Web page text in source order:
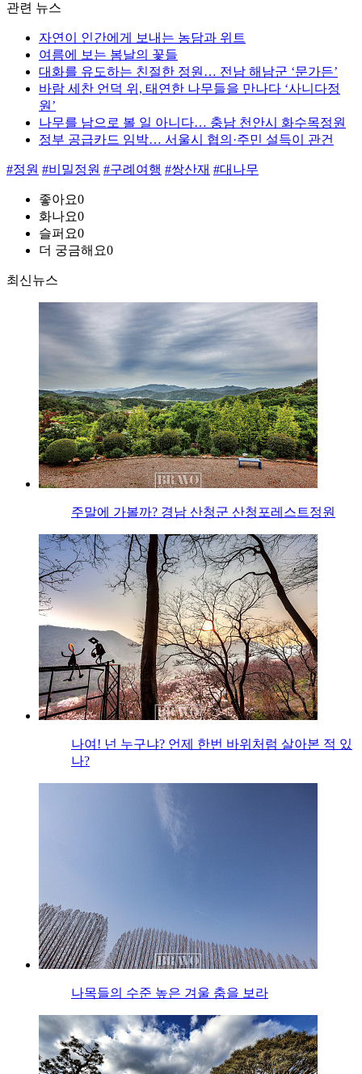
관련 뉴스
자연이 인간에게 보내는 농담과 위트
여름에 보는 봄날의 꽃들
대화를 유도하는 친절한 정원… 전남 해남군 ‘문가든’
바람 세찬 언덕 위, 태연한 나무들을 만나다 ‘사니다정
원’
나무를 남으로 볼 일 아니다… 충남 천안시 화수목정원
정부 공급카드 임박… 서울시 협의·주민 설득이 관건
#정원 #비밀정원 #구례여행 #쌍산재 #대나무
좋아요0
화나요0
슬퍼요0
더 궁금해요0
최신뉴스
주말에 가볼까? 경남 산청군 산청포레스트정원
나여! 넌 누구냐? 언제 한번 바위처럼 살아본 적 있
나?
나목들의 수준 높은 겨울 춤을 보라